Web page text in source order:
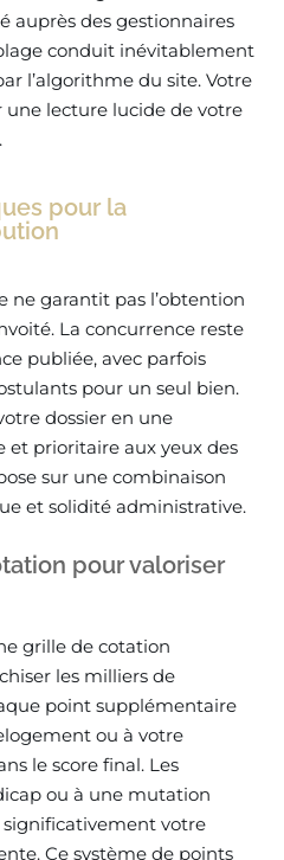
auprès des gestionnaires
conduit inévitablement
l’algorithme du site. Votre
une lecture lucide de votre
pour la
ne garantit pas l’obtention
La concurrence reste
publiée, avec parfois
pour un seul bien.
dossier en une
et prioritaire aux yeux des
sur une combinaison
et solidité administrative.
pour valoriser
grille de cotation
les milliers de
point supplémentaire
ou à votre
le score final. Les
ou à une mutation
votre
Ce système de points